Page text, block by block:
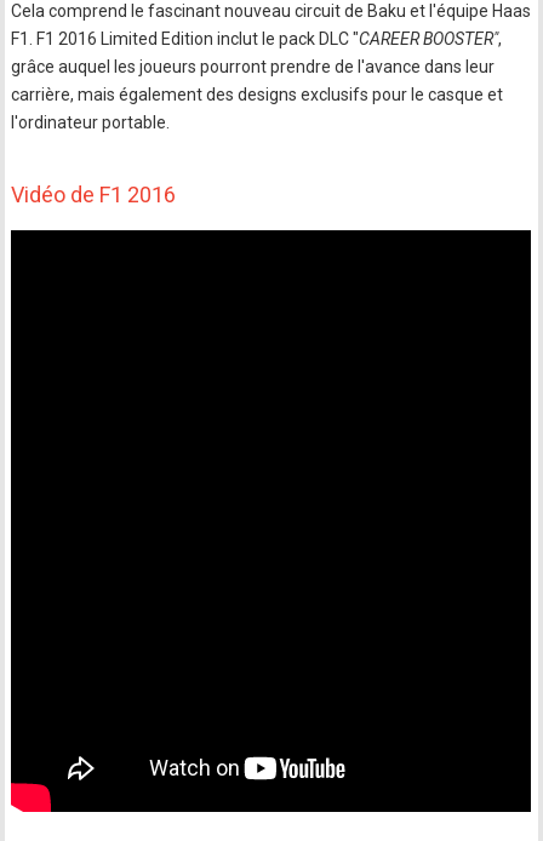
Cela comprend le fascinant nouveau circuit de Baku et l'équipe Haas
F1. F1 2016 Limited Edition inclut le pack DLC "CAREER BOOSTER",
grâce auquel les joueurs pourront prendre de l'avance dans leur
carrière, mais également des designs exclusifs pour le casque et
l'ordinateur portable.
Vidéo de F1 2016